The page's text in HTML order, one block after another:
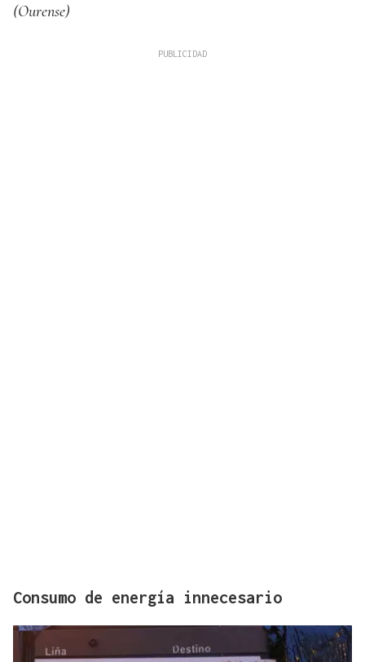
(Ourense)
Consumo de energía innecesario